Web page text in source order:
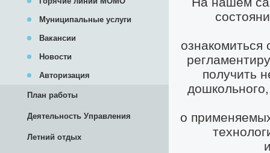
Муниципальные услуги
Вакансии
Новости
Авторизация
План работы
Деятельность Управления
Летний отдых